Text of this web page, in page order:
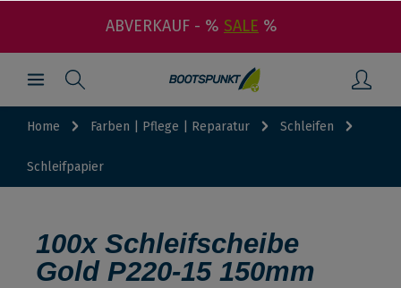
ABVERKAUF - % SALE %
Home Farben | Pflege | Reparatur Schleifen
Schleifpapier
100x Schleifscheibe
Gold P220-15 150mm